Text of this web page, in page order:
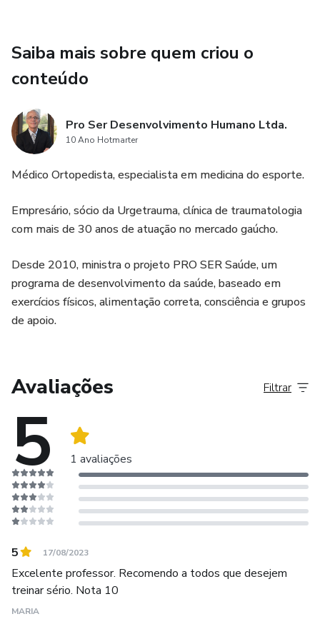
Saiba mais sobre quem criou o
conteúdo
Pro Ser Desenvolvimento Humano Ltda.
10 Ano Hotmarter
Médico Ortopedista, especialista em medicina do esporte.
Empresário, sócio da Urgetrauma, clínica de traumatologia
com mais de 30 anos de atuação no mercado gaúcho.
Desde 2010, ministra o projeto PRO SER Saúde, um
programa de desenvolvimento da saúde, baseado em
exercícios físicos, alimentação correta, consciência e grupos
de apoio.
Avaliações
5 1 avaliações
Filtrar
5 17/08/2023
Excelente professor. Recomendo a todos que desejem
treinar sério. Nota 10
MARIA